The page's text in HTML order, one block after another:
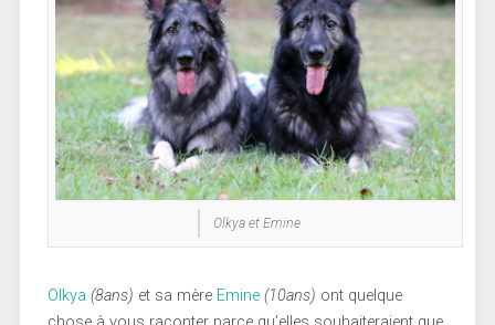
Olkya et Emine
Olkya (8ans) et sa mère Emine (10ans) ont quelque